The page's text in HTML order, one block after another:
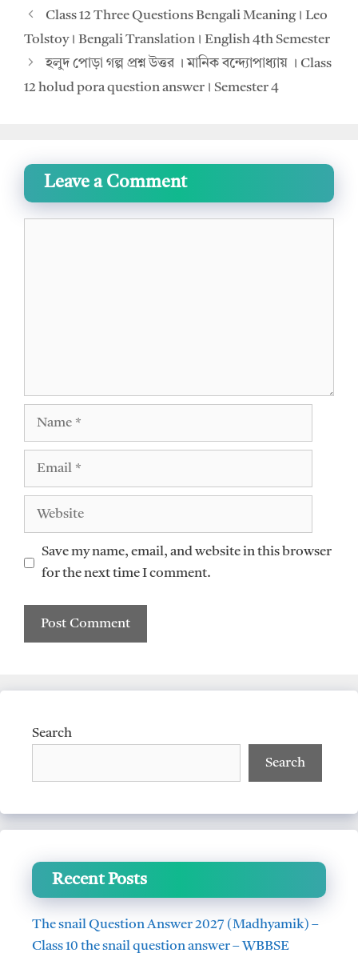
Class 12 Three Questions Bengali Meaning। Leo
Tolstoy। Bengali Translation। English 4th Semester
হলুদ পোড়া গল্প প্রশ্ন উত্তর । মানিক বন্দ্যোপাধ্যায় । Class
12 holud pora question answer। Semester 4
Leave a Comment
Website
Save my name, email, and website in this browser
for the next time I comment.
Search
Search
Recent Posts
The snail Question Answer 2027 (Madhyamik) –
Class 10 the snail question answer – WBBSE